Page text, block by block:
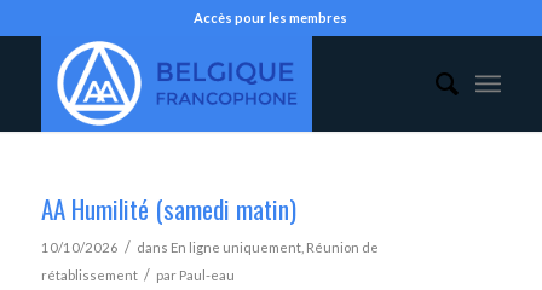
Accès pour les membres
AA Humilité (samedi matin)
10/10/2026 / dans En ligne uniquement, Réunion de
rétablissement / par Paul-eau